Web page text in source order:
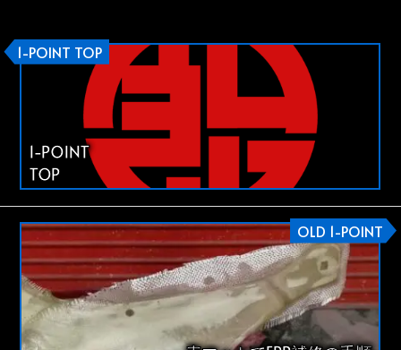
1-POINT TOP
1-POINT
TOP
OLD 1-POINT